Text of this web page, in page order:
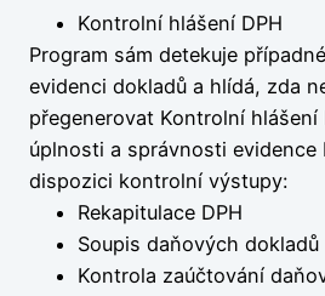
Kontrolní hlášení DPH
Program sám detekuje
evidenci dokladů a hlídá, zda
přegenerovat Kontrolní hlášení
úplnosti a správnosti evidence
dispozici kontrolní výstupy:
Rekapitulace DPH
Soupis daňových dokladů
Kontrola zaúčtování